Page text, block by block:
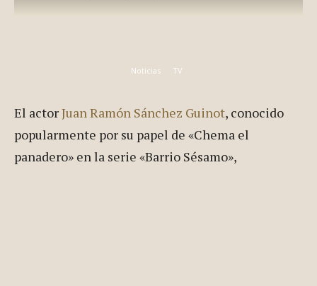
Noticias TV
El actorJuan Ramón Sánchez Guinot, conocido
popularmente por su papel de «Chema el
panadero» en la serie «Barrio Sésamo»,